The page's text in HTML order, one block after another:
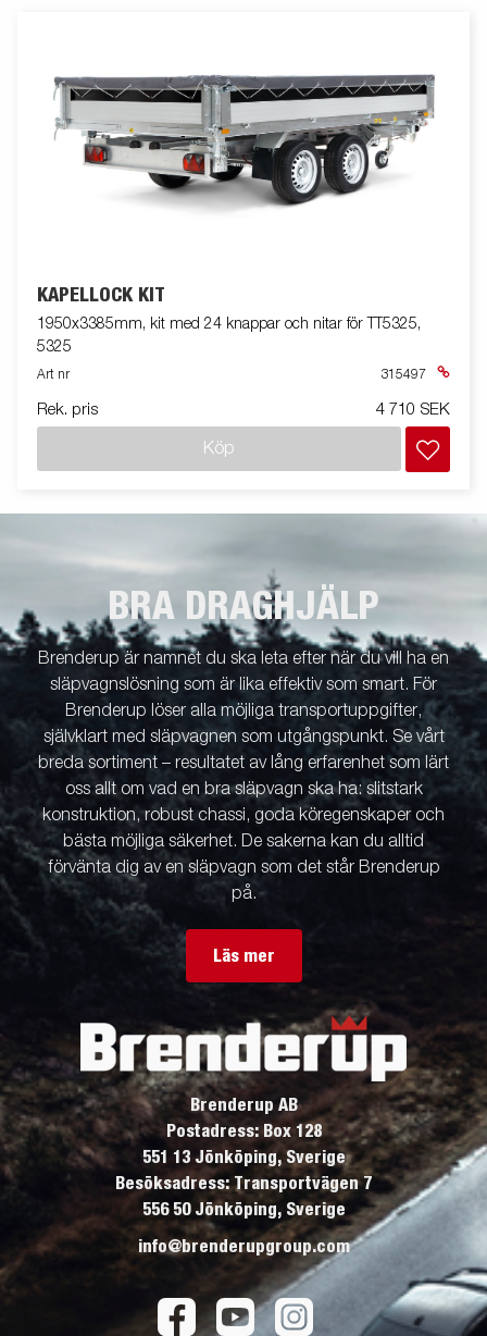
KAPELLOCK KIT
1950x3385mm, kit med 24 knappar och nitar för TT5325,
5325
Art nr 315497
Rek. pris 4 710 SEK
Köp
BRA DRAGHJÄLP
Brenderup är namnet du ska leta efter när du vill ha en
släpvagnslösning som är lika effektiv som smart. För
Brenderup löser alla möjliga transportuppgifter,
självklart med släpvagnen som utgångspunkt. Se vårt
breda sortiment – resultatet av lång erfarenhet som lärt
oss allt om vad en bra släpvagn ska ha: slitstark
konstruktion, robust chassi, goda köregenskaper och
bästa möjliga säkerhet. De sakerna kan du alltid
förvänta dig av en släpvagn som det står Brenderup
på.
Läs mer
Brenderup AB
Postadress: Box 128
551 13 Jönköping, Sverige
Besöksadress: Transportvägen 7
556 50 Jönköping, Sverige
info@brenderupgroup.com